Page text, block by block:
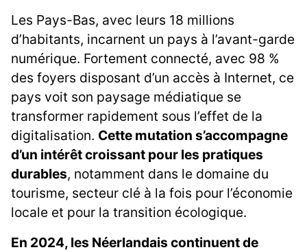
Les Pays-Bas, avec leurs 18 millions
d’habitants, incarnent un pays à l’avant-garde
numérique. Fortement connecté, avec 98 %
des foyers disposant d’un accès à Internet, ce
pays voit son paysage médiatique se
transformer rapidement sous l’effet de la
digitalisation. Cette mutation s’accompagne
d’un intérêt croissant pour les pratiques
durables, notamment dans le domaine du
tourisme, secteur clé à la fois pour l’économie
locale et pour la transition écologique.
En 2024, les Néerlandais continuent de